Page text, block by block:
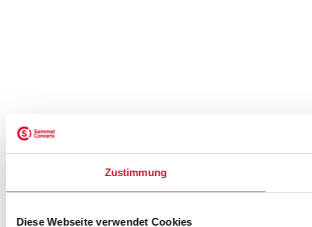
Zustimmung
Diese Webseite verwendet Cookies